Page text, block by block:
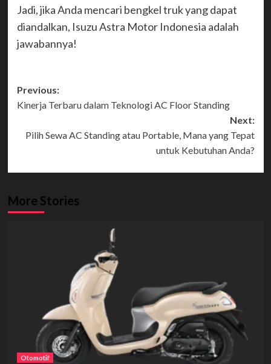
Jadi, jika Anda mencari bengkel truk yang dapat
diandalkan, Isuzu Astra Motor Indonesia adalah
jawabannya!
Post
navigation
Previous:
Kinerja Terbaru dalam Teknologi AC Floor Standing
Next:
Pilih Sewa AC Standing atau Portable, Mana yang Tepat
untuk Kebutuhan Anda?
More Stories
Otomotif